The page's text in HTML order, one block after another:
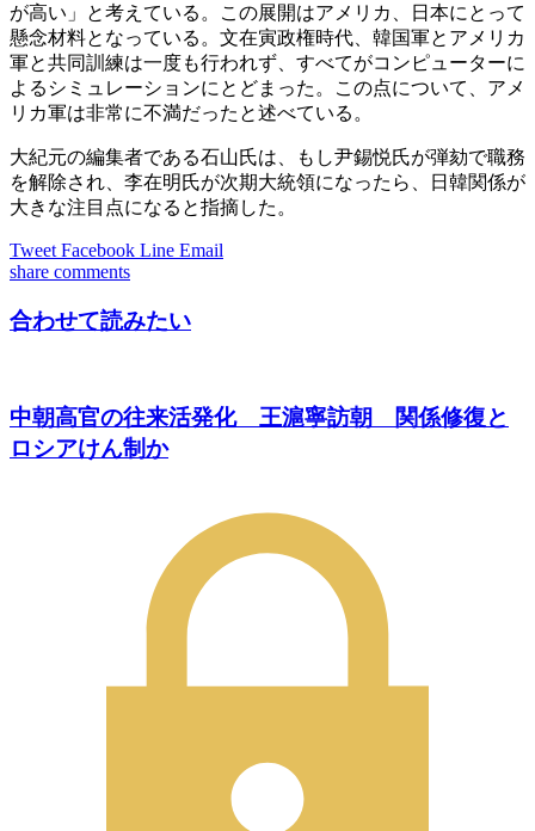
が高い」と考えている。この展開はアメリカ、日本にとって
懸念材料となっている。文在寅政権時代、韓国軍とアメリカ
軍と共同訓練は一度も行われず、すべてがコンピューターに
よるシミュレーションにとどまった。この点について、アメ
リカ軍は非常に不満だったと述べている。
大紀元の編集者である石山氏は、もし尹錫悦氏が弾劾で職務
を解除され、李在明氏が次期大統領になったら、日韓関係が
大きな注目点になると指摘した。
Tweet Facebook Line Email
share comments
合わせて読みたい
中朝高官の往来活発化 王滬寧訪朝 関係修復と
ロシアけん制か